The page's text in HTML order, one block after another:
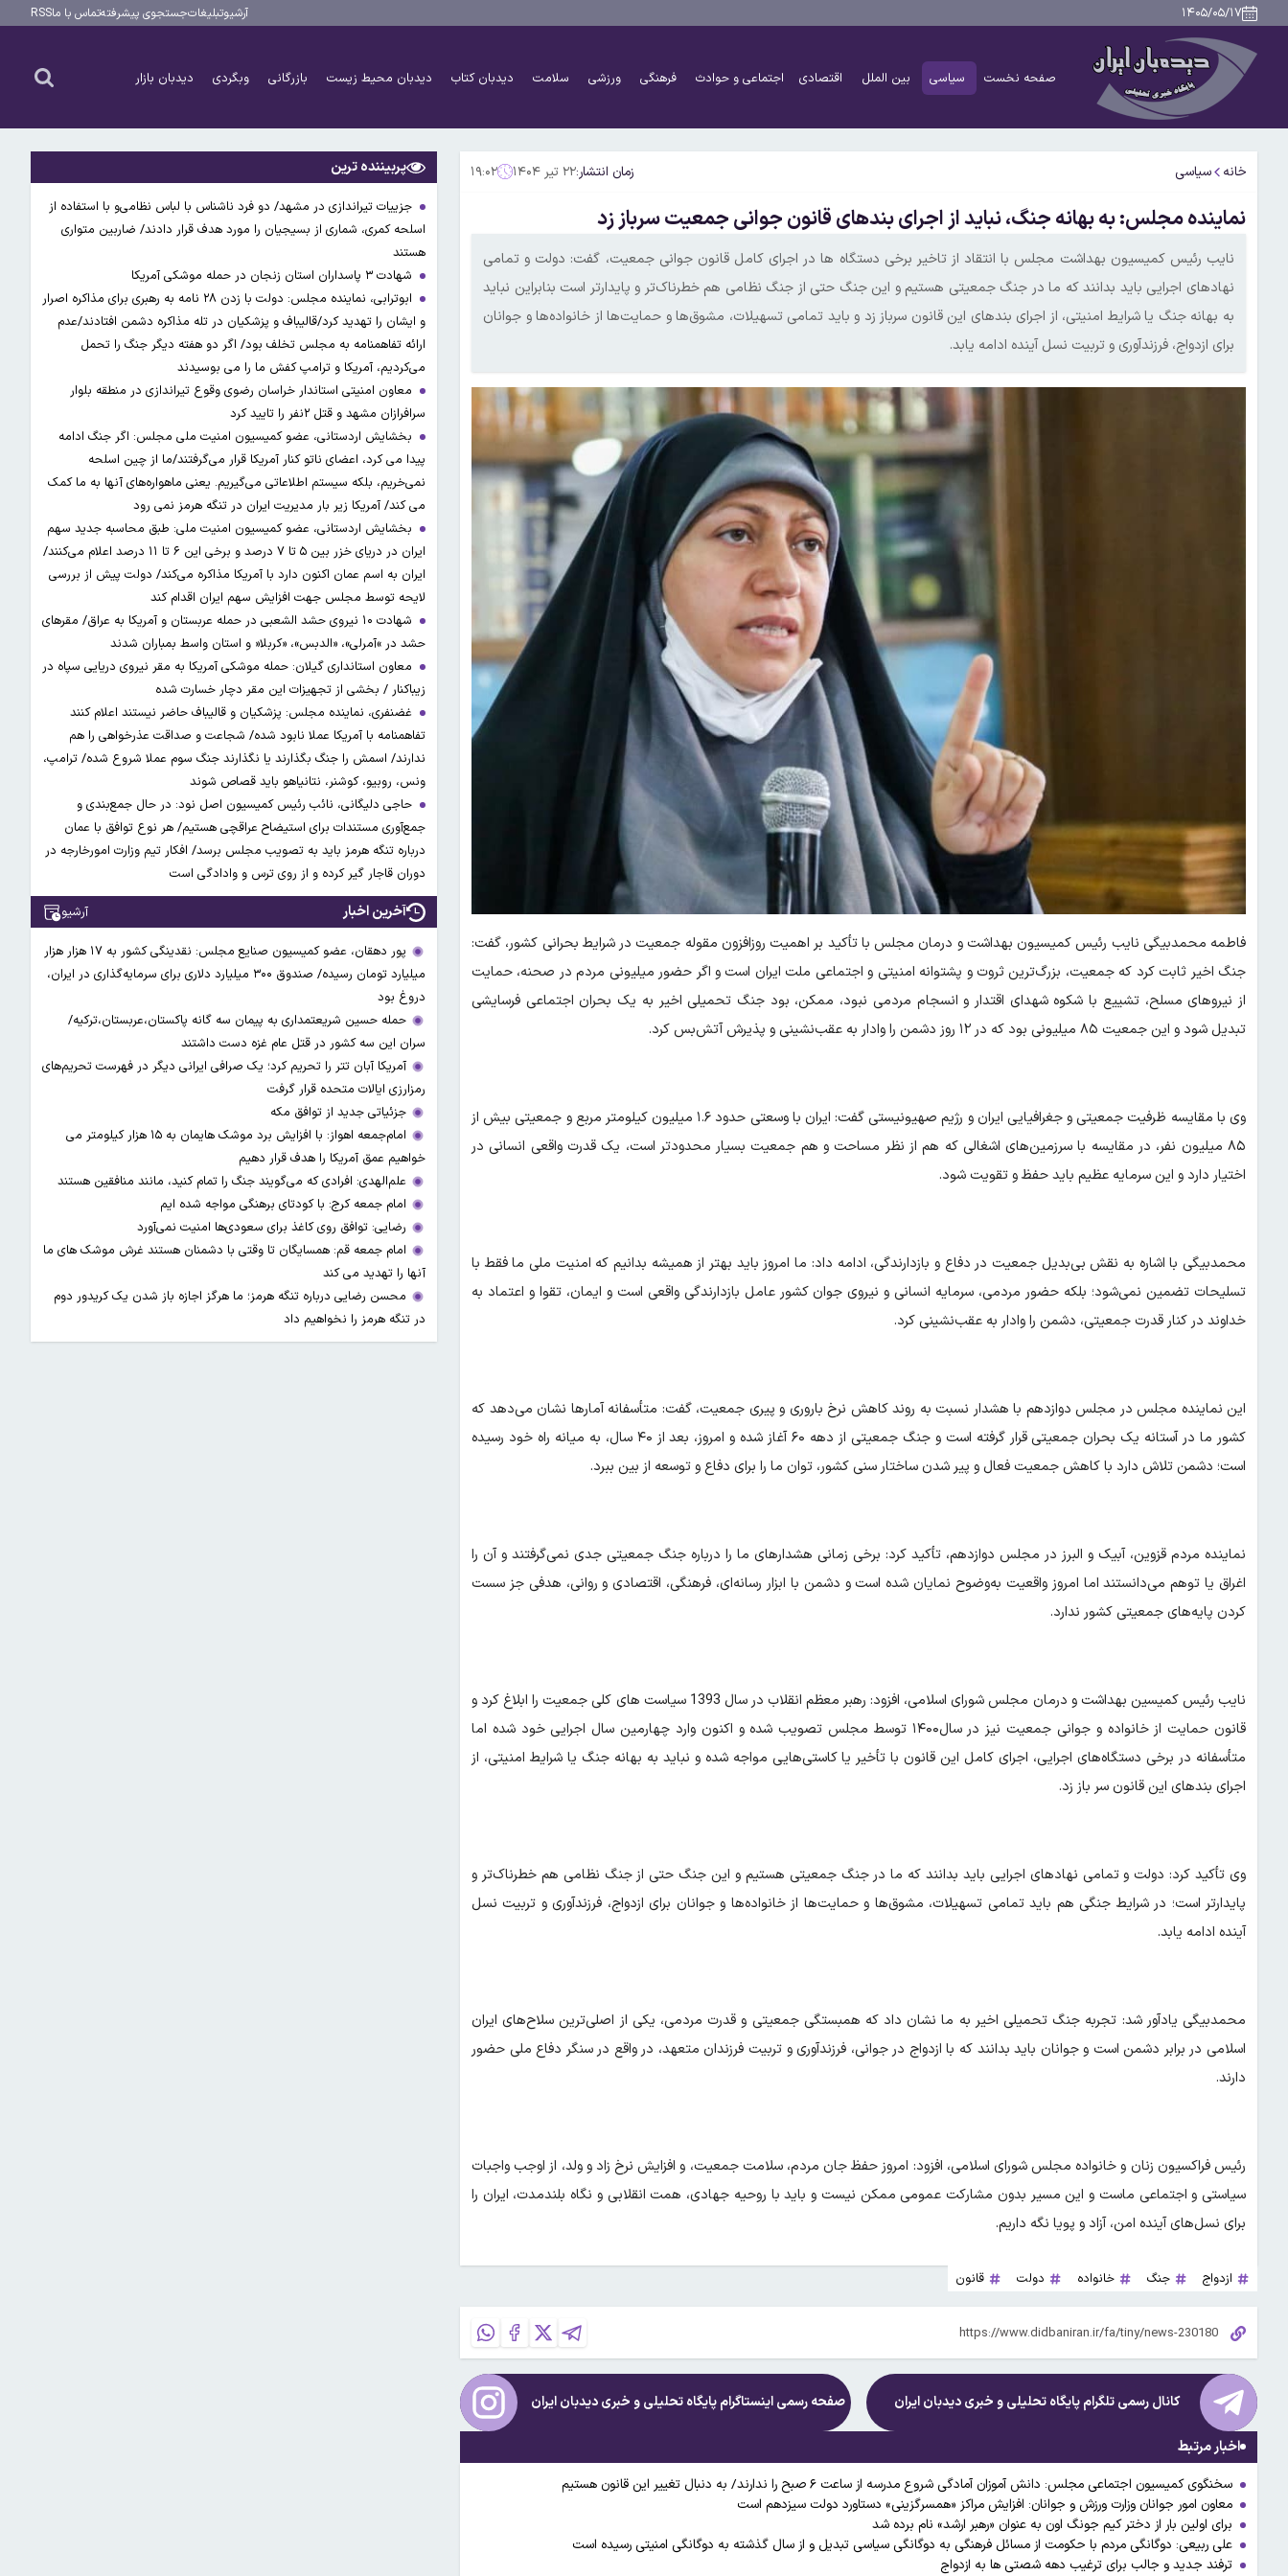
۱۴۰۵/۰۵/۱۷ آرشیوتبلیغاتجستجوی پیشرفتهتماس با ماRSS
صفحه نخست سیاسی بین الملل اقتصادی اجتماعی و حوادث فرهنگی ورزشی سلامت دیدبان کتاب دیدبان محیط زیست بازرگانی وبگردی دیدبان بازار
خانه سیاسی زمان انتشار:۲۲ تیر ۱۴۰۴ ۱۹:۰۲
نماینده مجلس: به بهانه جنگ، نباید از اجرای بند‌های قانون جوانی جمعیت سرباز زد
نایب رئیس کمیسیون بهداشت مجلس با انتقاد از تاخیر برخی دستگاه ها در اجرای کامل قانون جوانی جمعیت، گفت: دولت و تمامی
نهادهای اجرایی باید بدانند که ما در جنگ جمعیتی هستیم و این جنگ حتی از جنگ نظامی هم خطرناک‌تر و پایدارتر است بنابراین نباید
به بهانه جنگ یا شرایط امنیتی، از اجرای بندهای این قانون سرباز زد و باید تمامی تسهیلات، مشوق‌ها و حمایت‌ها از خانواده‌ها و جوانان
برای ازدواج، فرزندآوری و تربیت نسل آینده ادامه یابد.
فاطمه محمدبیگی نایب رئیس کمیسیون بهداشت و درمان مجلس با تأکید بر اهمیت روزافزون مقوله جمعیت در شرایط بحرانی کشور، گفت:
جنگ اخیر ثابت کرد که جمعیت، بزرگ‌ترین ثروت و پشتوانه امنیتی و اجتماعی ملت ایران است و اگر حضور میلیونی مردم در صحنه، حمایت
از نیروهای مسلح، تشییع با شکوه شهدای اقتدار و انسجام مردمی نبود، ممکن، بود جنگ تحمیلی اخیر به یک بحران اجتماعی فرسایشی
تبدیل شود و این جمعیت ۸۵ میلیونی بود که در ۱۲ روز دشمن را وادار به عقب‌نشینی و پذیرش آتش‌بس کرد.
وی با مقایسه ظرفیت جمعیتی و جغرافیایی ایران و رژیم صهیونیستی گفت: ایران با وسعتی حدود ۱.۶ میلیون کیلومتر مربع و جمعیتی بیش از
۸۵ میلیون نفر، در مقایسه با سرزمین‌های اشغالی که هم از نظر مساحت و هم جمعیت بسیار محدودتر است، یک قدرت واقعی انسانی در
اختیار دارد و این سرمایه عظیم باید حفظ و تقویت شود.
محمدبیگی با اشاره به نقش بی‌بدیل جمعیت در دفاع و بازدارندگی، ادامه داد: ما امروز باید بهتر از همیشه بدانیم که امنیت ملی ما فقط با
تسلیحات تضمین نمی‌شود؛ بلکه حضور مردمی، سرمایه انسانی و نیروی جوان کشور عامل بازدارندگی واقعی است و ایمان، تقوا و اعتماد به
خداوند در کنار قدرت جمعیتی، دشمن را وادار به عقب‌نشینی کرد.
این نماینده مجلس در مجلس دوازدهم با هشدار نسبت به روند کاهش نرخ باروری و پیری جمعیت، گفت: متأسفانه آمارها نشان می‌دهد که
کشور ما در آستانه یک بحران جمعیتی قرار گرفته است و جنگ جمعیتی از دهه ۶۰ آغاز شده و امروز، بعد از ۴۰ سال، به میانه راه خود رسیده
است؛ دشمن تلاش دارد با کاهش جمعیت فعال و پیر شدن ساختار سنی کشور، توان ما را برای دفاع و توسعه از بین ببرد.
نماینده مردم قزوین، آبیک و البرز در مجلس دوازدهم، تأکید کرد: برخی زمانی هشدارهای ما را درباره جنگ جمعیتی جدی نمی‌گرفتند و آن را
اغراق یا توهم می‌دانستند اما امروز واقعیت به‌وضوح نمایان شده است و دشمن با ابزار رسانه‌ای، فرهنگی، اقتصادی و روانی، هدفی جز سست
کردن پایه‌های جمعیتی کشور ندارد.
نایب رئیس کمیسین بهداشت و درمان مجلس شورای اسلامی، افزود: رهبر معظم انقلاب در سال 1393 سیاست های کلی جمعیت را ابلاغ کرد و
قانون حمایت از خانواده و جوانی جمعیت نیز در سال۱۴۰۰ توسط مجلس تصویب شده و اکنون وارد چهارمین سال اجرایی خود شده اما
متأسفانه در برخی دستگاه‌های اجرایی، اجرای کامل این قانون با تأخیر یا کاستی‌هایی مواجه شده و نباید به بهانه جنگ یا شرایط امنیتی، از
اجرای بندهای این قانون سر باز زد.
وی تأکید کرد: دولت و تمامی نهادهای اجرایی باید بدانند که ما در جنگ جمعیتی هستیم و این جنگ حتی از جنگ نظامی هم خطرناک‌تر و
پایدارتر است؛ در شرایط جنگی هم باید تمامی تسهیلات، مشوق‌ها و حمایت‌ها از خانواده‌ها و جوانان برای ازدواج، فرزندآوری و تربیت نسل
آینده ادامه یابد.
محمدبیگی یادآور شد: تجربه جنگ تحمیلی اخیر به ما نشان داد که همبستگی جمعیتی و قدرت مردمی، یکی از اصلی‌ترین سلاح‌های ایران
اسلامی در برابر دشمن است و جوانان باید بدانند که با ازدواج در جوانی، فرزندآوری و تربیت فرزندان متعهد، در واقع در سنگر دفاع ملی حضور
دارند.
رئیس فراکسیون زنان و خانواده مجلس شورای اسلامی، افزود: امروز حفظ جان مردم، سلامت جمعیت، و افزایش نرخ زاد و ولد، از اوجب واجبات
سیاستی و اجتماعی ماست و این مسیر بدون مشارکت عمومی ممکن نیست و باید با روحیه جهادی، همت انقلابی و نگاه بلندمدت، ایران را
برای نسل‌های آینده امن، آزاد و پویا نگه داریم.
ازدواج جنگ خانواده دولت قانون
کانال رسمی تلگرام پایگاه تحلیلی و خبریدیدبان ایران صفحه رسمی اینستاگرام پایگاه تحلیلی و خبریدیدبان ایران
اخبار مرتبط
سخنگوی کمیسیون اجتماعی مجلس: دانش آموزان آمادگی شروع مدرسه از ساعت ۶ صبح را ندارند/ به دنبال تغییر این قانون هستیم
معاون امور جوانان وزارت ورزش و جوانان: افزایش مراکز «همسرگزینی» دستاورد دولت سیزدهم است
برای اولین بار از دختر کیم جونگ اون به عنوان «رهبر ارشد» نام برده شد
علی ربیعی: دوگانگی مردم با حکومت از مسائل فرهنگی به دوگانگی سیاسی تبدیل و از سال گذشته به دوگانگی امنیتی رسیده است
ترفند جدید و جالب برای ترغیب دهه شصتی‌ ها به ازدواج
پربیننده ترین
جزییات تیراندازی در مشهد/ دو فرد ناشناس با لباس نظامی‌و با استفاده از
اسلحه کمری، شماری از بسیجیان را مورد هدف قرار دادند/ ضاربین متواری
هستند
شهادت ۳ ‌پاسداران استان زنجان در حمله موشکی آمریکا
ابوترابی، نماینده مجلس: دولت با زدن ۲۸ نامه به رهبری برای مذاکره اصرار
و ایشان را تهدید کرد/قالیباف و پزشکیان در تله مذاکره دشمن افتادند/عدم
ارائه تفاهمنامه به مجلس تخلف بود/ اگر دو هفته دیگر جنگ را تحمل
می‌کردیم، آمریکا و ترامپ کفش ما را می بوسیدند
معاون امنیتی استاندار خراسان رضوی وقوع تیراندازی در منطقه بلوار
سرافرازان مشهد و قتل ۲نفر را تایید کرد
بخشایش اردستانی، عضو کمیسیون امنیت ملی مجلس: اگر جنگ ادامه
پیدا می کرد، اعضای ناتو کنار آمریکا قرار می‌گرفتند/ما از چین اسلحه
نمی‌خریم، بلکه سیستم اطلاعاتی می‌گیریم. یعنی ماهواره‌های آنها به ما کمک
می کند/ آمریکا زیر بار مدیریت ایران در تنگه هرمز نمی رود
بخشایش اردستانی، عضو کمیسیون امنیت ملی: طبق محاسبه جدید سهم
ایران در دریای خزر بین ۵ تا ۷ درصد و برخی این ۶ تا ۱۱ درصد اعلام می‌کنند/
ایران به اسم عمان اکنون دارد با آمریکا مذاکره می‌کند/ دولت پیش از بررسی
لایحه توسط مجلس جهت افزایش سهم ایران اقدام کند
شهادت ۱۰ نیروی حشد الشعبی در حمله عربستان و آمریکا به عراق/ مقرهای
حشد در »آمرلی»، «الدبس»، «کربلا« و استان واسط بمباران شدند
معاون استانداری گیلان: حمله موشکی آمریکا به مقر نیروی دریایی سپاه در
زیباکنار / بخشی از تجهیزات این مقر دچار خسارت شده
غضنفری، نماینده مجلس: پزشکیان و قالیباف حاضر نیستند اعلام کنند
تفاهمنامه با آمریکا عملا نابود شده/ شجاعت و صداقت عذرخواهی را هم
ندارند/ اسمش را جنگ بگذارند یا نگذارند جنگ سوم عملا شروع شده/ ترامپ،
ونس، روبیو، کوشنر، نتانیاهو باید قصاص شوند
حاجی دلیگانی، نائب رئیس کمیسیون اصل نود: در حال جمع‌بندی و
جمع‌آوری مستندات برای استیضاح عراقچی هستیم/ هر نوع توافق با عمان
درباره تنگه هرمز باید به تصویب مجلس برسد/ افکار تیم وزارت امورخارجه در
دوران قاجار گیر کرده و از روی ترس و وادادگی است
آخرین اخبار آرشیو
پور دهقان، عضو کمیسیون صنایع مجلس: نقدینگی کشور به ۱۷ هزار هزار
میلیارد تومان رسیده/ صندوق ۳۰۰ میلیارد دلاری برای سرمایه‌گذاری در ایران،
دروغ بود
حمله حسین شریعتمداری به پیمان سه گانه پاکستان،عربستان،ترکیه/
سران این سه کشور در قتل عام غزه دست داشتند
آمریکا آبان تتر را تحریم کرد؛ یک صرافی ایرانی دیگر در فهرست تحریم‌های
رمزارزی ایالات متحده قرار گرفت
جزئیاتی جدید از توافق مکه
امام‌جمعه اهواز: با افزایش برد موشک هایمان به ۱۵ هزار کیلومتر می
خواهیم عمق آمریکا را هدف قرار دهیم
علم‌الهدی: افرادی که می‌گویند جنگ را تمام کنید، مانند منافقین هستند
امام جمعه کرج: با کودتای برهنگی مواجه شده ایم
رضایی: توافق روی کاغذ برای سعودی‌ها امنیت نمی‌آورد
امام جمعه قم: همسایگان تا وقتی با دشمنان هستند غرش موشک های ما
آنها را تهدید می کند
محسن رضایی درباره تنگه هرمز؛ ما هرگز اجازه باز شدن یک کریدور دوم
در تنگه هرمز را نخواهیم داد